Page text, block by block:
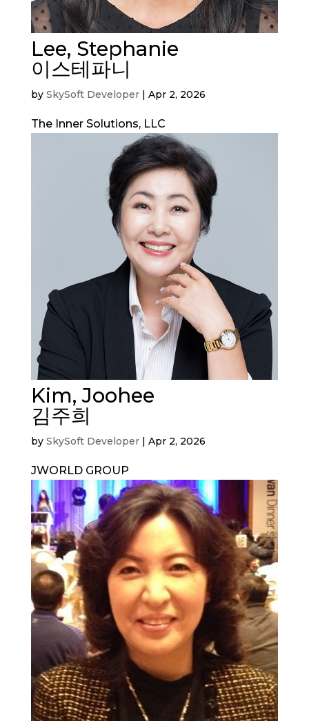
Lee, Stephanie
이스테파니
by SkySoft Developer| Apr 2, 2026
The Inner Solutions, LLC
Kim, Joohee
김주희
by SkySoft Developer| Apr 2, 2026
JWORLD GROUP